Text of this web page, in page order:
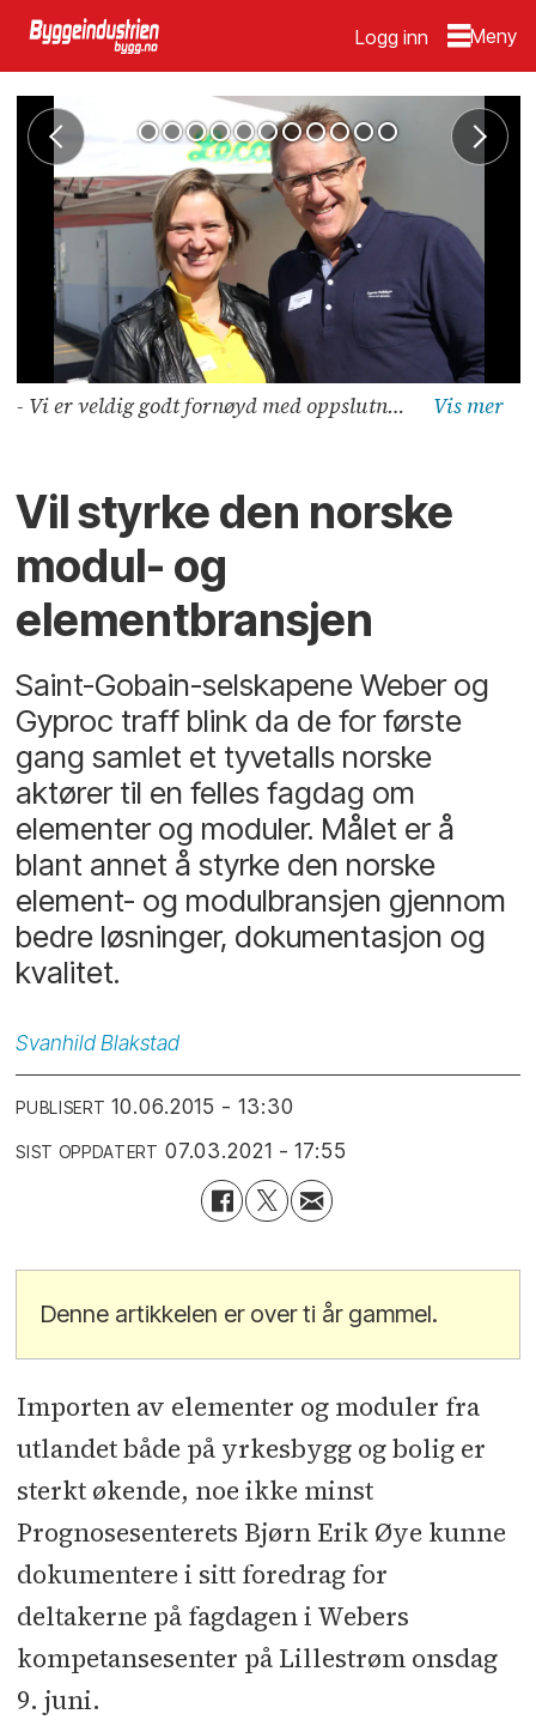
Logg inn
- Vi er veldig godt fornøyd med oppslutningen omkring prefab-fagdagen håper den kan bidra til å sette bransjen mer på kartet, sier Camilla Sandem Dhelie i Weber og Øystein Holten i Gyproc.
Vil styrke den norske
modul- og
elementbransjen
Saint-Gobain-selskapene Weber og
Gyproc traff blink da de for første
gang samlet et tyvetalls norske
aktører til en felles fagdag om
elementer og moduler. Målet er å
blant annet å styrke den norske
element- og modulbransjen gjennom
bedre løsninger, dokumentasjon og
kvalitet.
Svanhild Blakstad
PUBLISERT 10.06.2015 - 13:30
SIST OPPDATERT 07.03.2021 - 17:55
Denne artikkelen er over ti år gammel.
Importen av elementer og moduler fra
utlandet både på yrkesbygg og bolig er
sterkt økende, noe ikke minst
Prognosesenterets Bjørn Erik Øye kunne
dokumentere i sitt foredrag for
deltakerne på fagdagen i Webers
kompetansesenter på Lillestrøm onsdag
9. juni.